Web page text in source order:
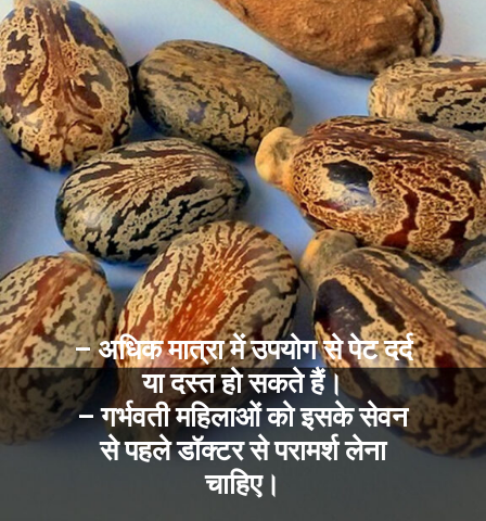
– अधिक मात्रा में उपयोग से पेट दर्द
या दस्त हो सकते हैं।
– गर्भवती महिलाओं को इसके सेवन
से पहले डॉक्टर से परामर्श लेना
चाहिए।